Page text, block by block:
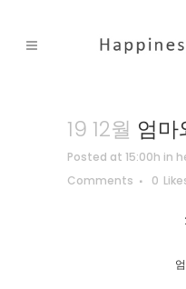
19 12월 엄마
Posted at 15:00h in
Comments
0